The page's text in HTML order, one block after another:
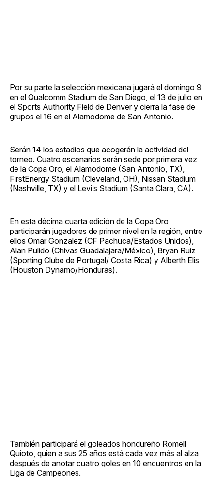
Por su parte la selección mexicana jugará el domingo 9
en el Qualcomm Stadium de San Diego, el 13 de julio en
el Sports Authority Field de Denver y cierra la fase de
grupos el 16 en el Alamodome de San Antonio.
Serán 14 los estadios que acogerán la actividad del
torneo. Cuatro escenarios serán sede por primera vez
de la Copa Oro, el Alamodome (San Antonio, TX),
FirstEnergy Stadium (Cleveland, OH), Nissan Stadium
(Nashville, TX) y el Levi’s Stadium (Santa Clara, CA).
En esta décima cuarta edición de la Copa Oro
participarán jugadores de primer nivel en la región, entre
ellos Omar Gonzalez (CF Pachuca/Estados Unidos),
Alan Pulido (Chivas Guadalajara/México), Bryan Ruiz
(Sporting Clube de Portugal/ Costa Rica) y Alberth Elis
(Houston Dynamo/Honduras).
También participará el goleados hondureño Romell
Quioto, quien a sus 25 años está cada vez más al alza
después de anotar cuatro goles en 10 encuentros en la
Liga de Campeones.